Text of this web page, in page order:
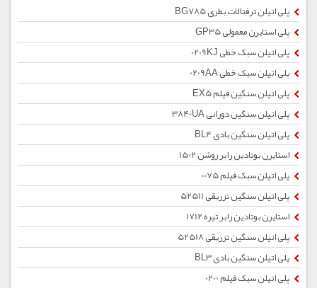
پلی اتیلن ترفتالات بطری BG785
پلی استایرن معمولی GP35
پلی اتیلن سبک خطی 0209KJ
پلی اتیلن سبک خطی 0209AA
پلی اتیلن سنگین فیلم EX5
پلی اتیلن سنگین دورانی 3840UA
پلی اتیلن سنگین بادی BL4
استایرن بوتادین رابر روشن 1502
پلی اتیلن سبک فیلم 0075
پلی اتیلن سنگین تزریقی 52511
استایرن بوتادین رابر تیره 1712
پلی اتیلن سنگین تزریقی 52518
پلی اتیلن سنگین بادی BL3
پلی اتیلن سبک فیلم 0200